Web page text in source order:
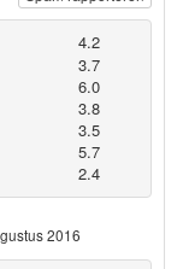
4.2
3.7
6.0
3.8
3.5
5.7
2.4
2016